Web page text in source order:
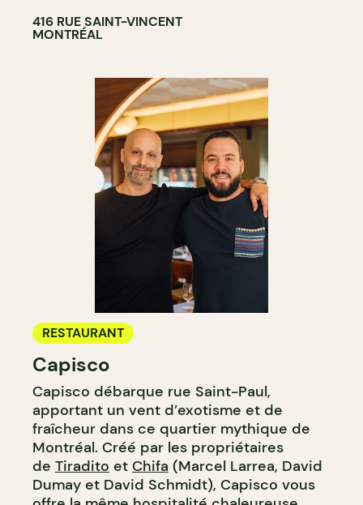
416 RUE SAINT-VINCENT
MONTRÉAL
RESTAURANT
Capisco
Capisco débarque rue Saint-Paul,
apportant un vent d’exotisme et de
fraîcheur dans ce quartier mythique de
Montréal. Créé par les propriétaires
de Tiradito et Chifa (Marcel Larrea, David
Dumay et David Schmidt), Capisco vous